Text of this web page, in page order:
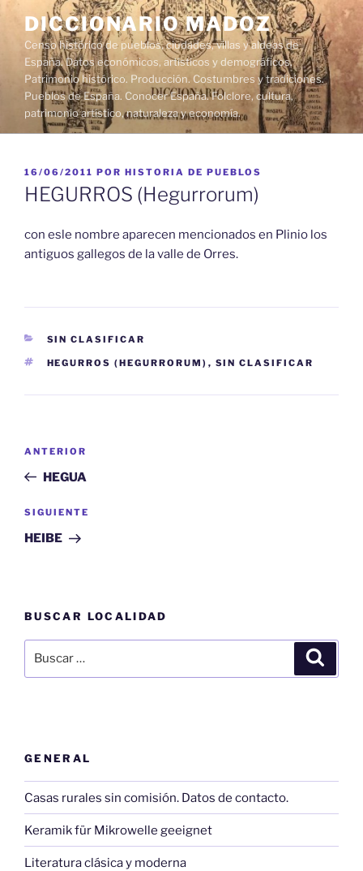
contenido
DICCIONARIO MADOZ
Censo histórico de pueblos, ciudades, villas y aldeas de
España. Datos económicos, artísticos y demográficos.
Patrimonio histórico. Producción. Costumbres y tradiciones.
Pueblos de España. Conocer España. Folclore, cultura,
patrimonio artístico, naturaleza y economía.
PUBLICADO
EL
16/06/2011 POR HISTORIA DE PUEBLOS
HEGURROS (Hegurrorum)
con esle nombre aparecen mencionados en Plinio los
antiguos gallegos de la valle de Orres.
CATEGORÍAS
SIN CLASIFICAR
ETIQUETAS
HEGURROS (HEGURRORUM) , SIN CLASIFICAR
entradas
Entrada
anterior:
ANTERIOR
HEGUA
Siguiente
entrada
SIGUIENTE
HEIBE
BUSCAR LOCALIDAD
por:
GENERAL
Casas rurales sin comisión. Datos de contacto.
Keramik für Mikrowelle geeignet
Literatura clásica y moderna